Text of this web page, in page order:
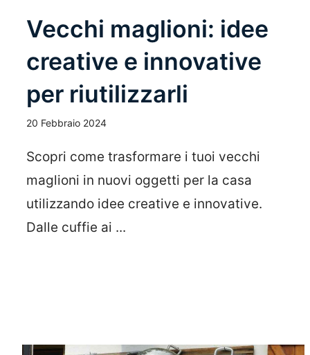
Vecchi maglioni: idee
creative e innovative
per riutilizzarli
20 Febbraio 2024
Scopri come trasformare i tuoi vecchi
maglioni in nuovi oggetti per la casa
utilizzando idee creative e innovative.
Dalle cuffie ai ...